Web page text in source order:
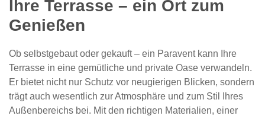
Ihre Terrasse – ein Ort zum
Genießen
Ob selbstgebaut oder gekauft – ein Paravent kann Ihre
Terrasse in eine gemütliche und private Oase verwandeln.
Er bietet nicht nur Schutz vor neugierigen Blicken, sondern
trägt auch wesentlich zur Atmosphäre und zum Stil Ihres
Außenbereichs bei. Mit den richtigen Materialien, einer